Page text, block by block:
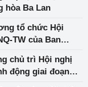
hòa Ba Lan
tổ chức Hội
TW của Ban
chủ trì Hội nghị
động giai đoạn